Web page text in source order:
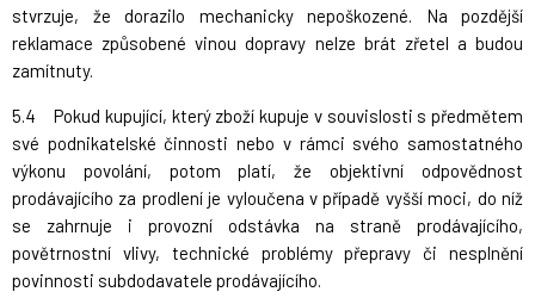
stvrzuje, že dorazilo mechanicky nepoškozené. Na pozdější
reklamace způsobené vinou dopravy nelze brát zřetel a budou
zamítnuty.
5.4 Pokud kupující, který zboží kupuje v souvislosti s předmětem
své podnikatelské činnosti nebo v rámci svého samostatného
výkonu povolání, potom platí, že objektivní odpovědnost
prodávajícího za prodlení je vyloučena v případě vyšší moci, do níž
se zahrnuje i provozní odstávka na straně prodávajícího,
povětrnostní vlivy, technické problémy přepravy či nesplnění
povinnosti subdodavatele prodávajícího.